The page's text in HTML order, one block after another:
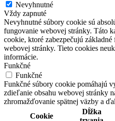
Nevyhnutné
Vždy zapnuté
Nevyhnutné súbory cookie sú
fungovanie webovej stránky. Táto
cookie, ktoré zabezpečujú
webovej stránky. Tieto cookies
informácie.
Funkčné
Funkčné
Funkčné súbory cookie pomáhajú
zdieľanie obsahu webovej stránky
zhromažďovanie spätnej väzby a
Cookie
Dĺžka